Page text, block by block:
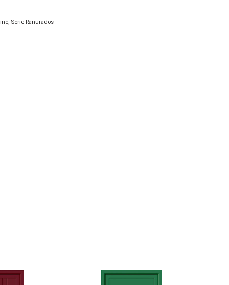
, Serie Ranurados